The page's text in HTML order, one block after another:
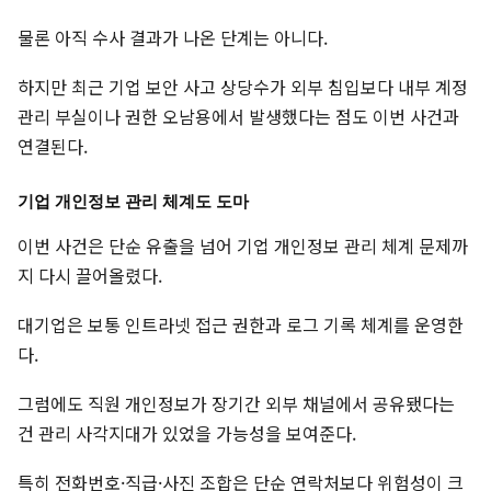
물론 아직 수사 결과가 나온 단계는 아니다.
하지만 최근 기업 보안 사고 상당수가 외부 침입보다 내부 계정
관리 부실이나 권한 오남용에서 발생했다는 점도 이번 사건과
연결된다.
기업 개인정보 관리 체계도 도마
이번 사건은 단순 유출을 넘어 기업 개인정보 관리 체계 문제까
지 다시 끌어올렸다.
대기업은 보통 인트라넷 접근 권한과 로그 기록 체계를 운영한
다.
그럼에도 직원 개인정보가 장기간 외부 채널에서 공유됐다는
건 관리 사각지대가 있었을 가능성을 보여준다.
특히 전화번호·직급·사진 조합은 단순 연락처보다 위험성이 크